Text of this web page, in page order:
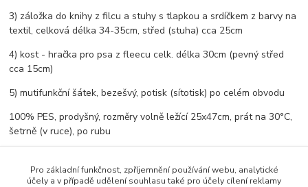
3) záložka do knihy z filcu a stuhy s tlapkou a srdíčkem z barvy na
textil, celková délka 34-35cm, střed (stuha) cca 25cm
4) kost - hračka pro psa z fleecu celk. délka 30cm (pevný střed
cca 15cm)
5) mutifunkční šátek, bezešvý, potisk (sítotisk) po celém obvodu
100% PES, prodyšný, rozměry volně ležící 25x47cm, prát na 30°C,
šetrně (v ruce), po rubu
Pro základní funkčnost, zpříjemnění používání webu, analytické
účely a v případě udělení souhlasu také pro účely cílení reklamy